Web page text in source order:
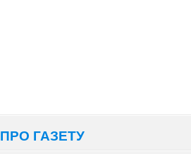
ПРО ГАЗЕТУ